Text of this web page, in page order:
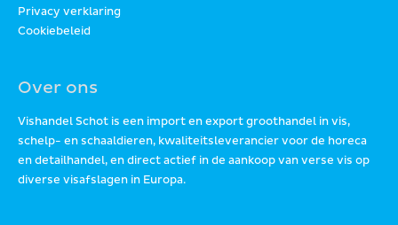
Privacy verklaring
Cookiebeleid
Over ons
Vishandel Schot is een import en export groothandel in vis,
schelp- en schaaldieren, kwaliteitsleverancier voor de horeca
en detailhandel, en direct actief in de aankoop van verse vis op
diverse visafslagen in Europa.